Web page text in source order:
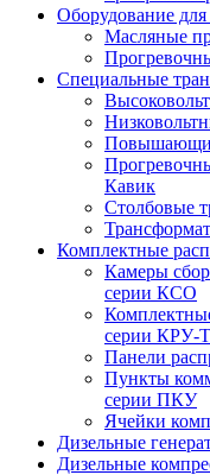
Оборудование для
Масляные
Специальные
Кавик
Столбовые
Комплектные
Камеры
серии КСО
серии КРУ-Т
Панели
Пункты
серии ПКУ
Ячейки
Дизельные
Дизельные